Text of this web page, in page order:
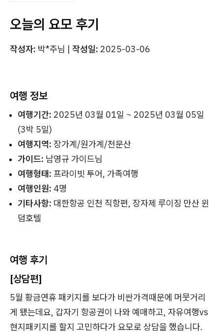
오늘의 요모 후기
작성자: 박*주님 | 작성일: 2025-03-06
여행 정보
여행기간: 2025년 03월 01일 ~ 2025년 03월 05일
(3박 5일)
여행지역: 장가계/원가계/천문산
가이드: 남영규 가이드님
여행형태: 프라이빗 투어, 가족여행
여행인원: 4명
기타사항: 대한항공 인천 직항편, 장자제 루이징 만산 윈
덤호텔
여행 후기
[상담편]
5월 황금연휴 패키지를 보다가 비싼가격때문에 머뭇거리
게 됐는데요, 갑자기 항공권이 나와 예매하고, 자유여행vs
현지패키지를 할지 고민하다가 요모로 상담을 했습니다.